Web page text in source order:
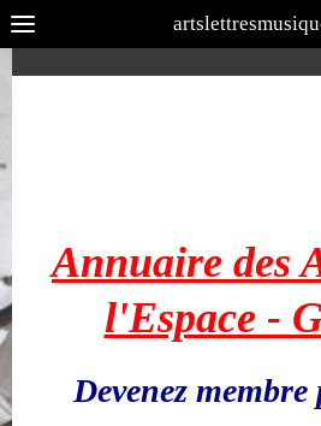
Annuaire des
l'Espace -
Devenez